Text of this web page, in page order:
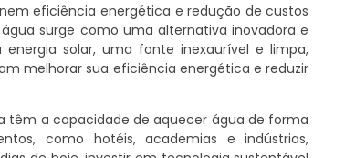
eficiência energética e redução de custos
surge como uma alternativa inovadora e
solar, uma fonte inexaurível e limpa,
melhorar sua eficiência energética e reduzir
têm a capacidade de aquecer água de forma
como hotéis, academias e indústrias,